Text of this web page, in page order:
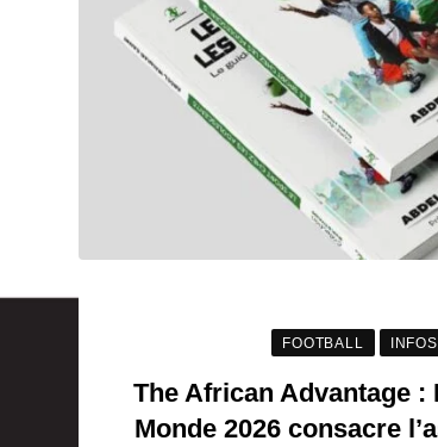
FOOTBALL INFOS
The African Advantage :
Monde 2026 consacre